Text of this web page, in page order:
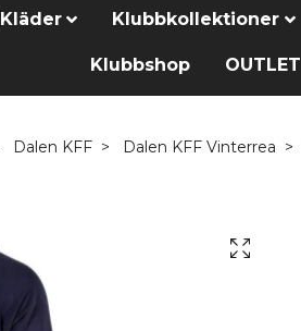
Kläder Klubbkollektioner
Klubbshop OUTLET
Dalen KFF Dalen KFF Vinterrea